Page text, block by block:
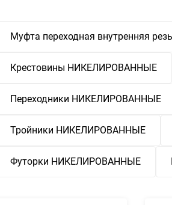
Муфта переходная внутренняя
Крестовины НИКЕЛИРОВАННЫЕ
Переходники НИКЕЛИРОВАННЫЕ
Тройники НИКЕЛИРОВАННЫЕ
Футорки НИКЕЛИРОВАННЫЕ